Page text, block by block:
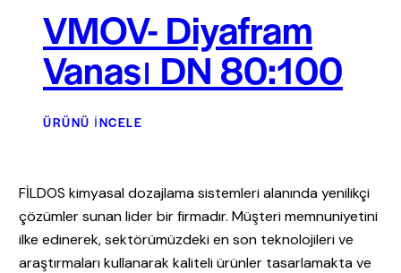
VMOV- Diyafram
Vanası DN 80:100
ÜRÜNÜ İNCELE
FİLDOS kimyasal dozajlama sistemleri alanında yenilikçi
çözümler sunan lider bir firmadır. Müşteri memnuniyetini
ilke edinerek, sektörümüzdeki en son teknolojileri ve
araştırmaları kullanarak kaliteli ürünler tasarlamakta ve